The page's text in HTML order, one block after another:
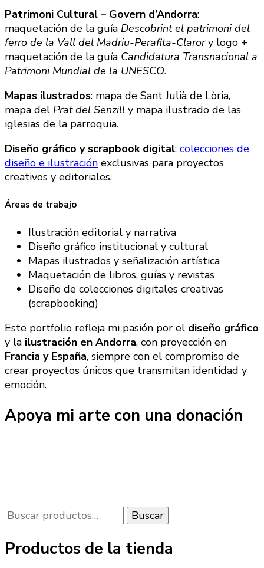
Patrimoni Cultural – Govern d’Andorra:
maquetación de la guía Descobrint el patrimoni del
ferro de la Vall del Madriu-Perafita-Clarory logo +
maquetación de la guía Candidatura Transnacional a
Patrimoni Mundial de la UNESCO.
Mapas ilustrados: mapa de Sant Julià de Lòria,
mapa del Prat del Senzill y mapa ilustrado de las
iglesias de la parroquia.
Diseño gráfico y scrapbook digital: colecciones de
diseño e ilustración exclusivas para proyectos
creativos y editoriales.
Áreas de trabajo
Ilustración editorial y narrativa
Diseño gráfico institucional y cultural
Mapas ilustrados y señalización artística
Maquetación de libros, guías y revistas
Diseño de colecciones digitales creativas
(scrapbooking)
Este portfolio refleja mi pasión por el diseño gráfico
y la ilustración en Andorra, con proyección en
Francia y España, siempre con el compromiso de
crear proyectos únicos que transmitan identidad y
emoción.
Apoya mi arte con una donación
Buscar
por:
Buscar
Productos de la tienda